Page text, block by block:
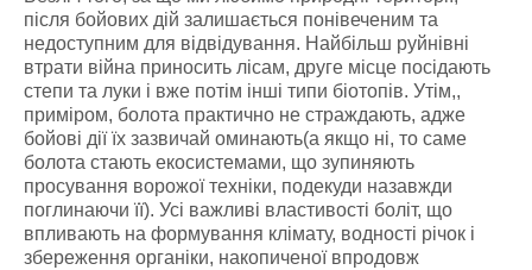
після бойових дій залишається понівеченим та
недоступним для відвідування. Найбільш руйнівні
втрати війна приносить лісам, друге місце посідають
степи та луки і вже потім інші типи біотопів. Утім,,
приміром, болота практично не страждають, адже
бойові дії їх зазвичай оминають(а якщо ні, то саме
болота стають екосистемами, що зупиняють
просування ворожої техніки, подекуди назавжди
поглинаючи її). Усі важливі властивості боліт, що
впливають на формування клімату, водності річок і
збереження органіки, накопиченої впродовж